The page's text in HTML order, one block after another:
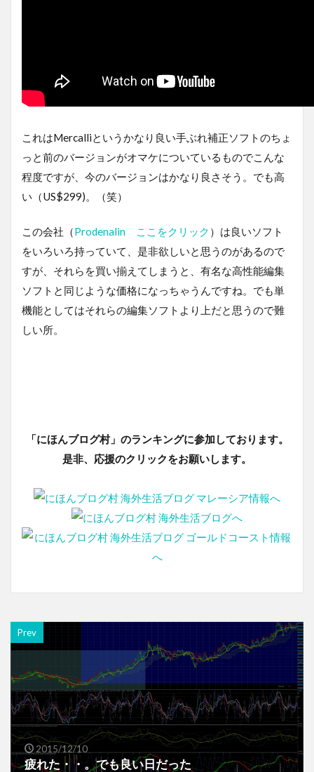
これはMercalliというかなり良い手ぶれ補正ソフトのちょ
っと前のバージョンがオマケについているものでこんな
程度ですが、今のバージョンはかなり良さそう。でも高
い（US$299)。（笑）
この会社（Prodenalin ここをクリック ）は良いソフト
をいろいろ持っていて、是非欲しいと思うのがあるので
すが、それらを買い揃えてしまうと、有名な高性能編集
ソフトと同じような価格になっちゃうんですね。でも単
機能としてはそれらの編集ソフトより上だと思うので難
しい所。
「にほんブログ村」のランキングに参加しております。
是非、応援のクリックをお願いします。
Prev
2015/12/10
疲れた・・。でも良い日だった